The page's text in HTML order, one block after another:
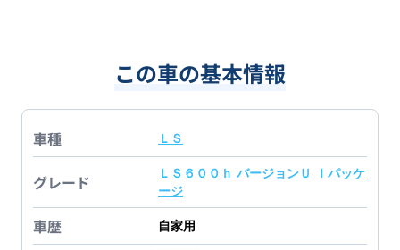
この車の基本情報
車種 ＬＳ
グレード
ＬＳ６００ｈ バージョンＵ Ｉパッケ
ージ
車歴 自家用